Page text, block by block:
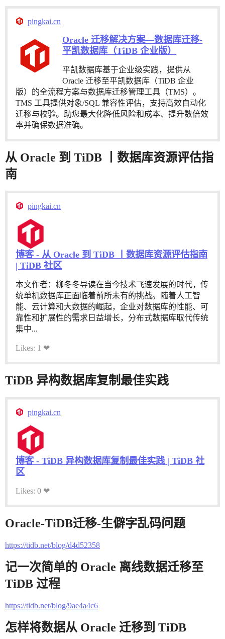
pingkai.cn
Oracle 迁移解决方案—数据库迁移-
平凯数据库（TiDB 企业版）
平凯数据库基于企业级实践，提供从
Oracle 迁移至平凯数据库（TiDB 企业
版）的全流程方案与数据库迁移管理工具（TMS）。
TMS 工具提供对象/SQL 兼容性评估，支持高效自动化
迁移与校验。助您最大化降低风险和成本、提升数倍效
率并确保数据准确。
从 Oracle 到 TiDB 丨数据库资源评估指
南
pingkai.cn
博客 - 从 Oracle 到 TiDB 丨数据库资源评估指南
| TiDB 社区
本文作者：柳冬冬导读在当今技术飞速发展的时代，传
统单机数据库正面临着前所未有的挑战。随着人工智
能、云计算和大数据的崛起，企业对数据库的性能、可
靠性和扩展性的需求日益增长，分布式数据库取代传统
集中...
Likes: 1 ❤
TiDB 异构数据库复制最佳实践
pingkai.cn
博客 - TiDB 异构数据库复制最佳实践 | TiDB 社
区
Likes: 0 ❤
Oracle-TiDB迁移-生僻字乱码问题
https://tidb.net/blog/d4d52358
记一次简单的 Oracle 离线数据迁移至
TiDB 过程
https://tidb.net/blog/9ae4a4c6
怎样将数据从 Oracle 迁移到 TiDB